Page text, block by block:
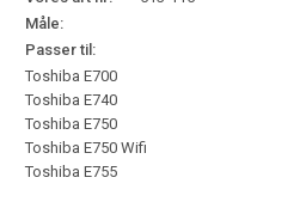
Måle:
Passer til:
Toshiba E700
Toshiba E740
Toshiba E750
Toshiba E750 Wifi
Toshiba E755